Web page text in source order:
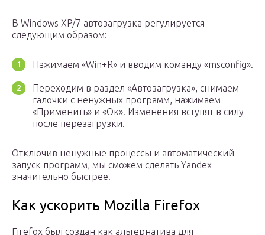
В Windows XP/7 автозагрузка регулируется
следующим образом:
Нажимаем «Win+R» и вводим команду «msconfig».
Переходим в раздел «Автозагрузка», снимаем
галочки с ненужных программ, нажимаем
«Применить» и «Ок». Изменения вступят в силу
после перезагрузки.
Отключив ненужные процессы и автоматический
запуск программ, мы сможем сделать Yandex
значительно быстрее.
Как ускорить Mozilla Firefox
Firefox был создан как альтернатива для